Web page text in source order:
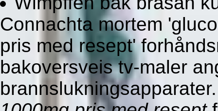
Connachta mortem
pris med resept'
bakoversveis tv-maler